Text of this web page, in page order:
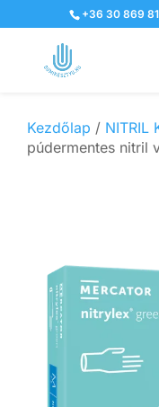
+36 30 869
Products
search
Kezdőlap / NITRIL
púdermentes nitril